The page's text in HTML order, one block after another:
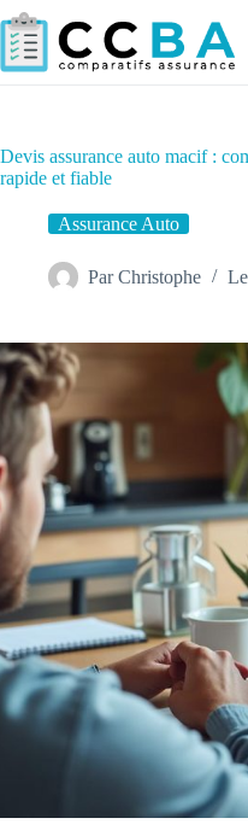
Passer
au
contenu
Devis assurance auto macif :
rapide et fiable
Assurance Auto
Par Christophe Le